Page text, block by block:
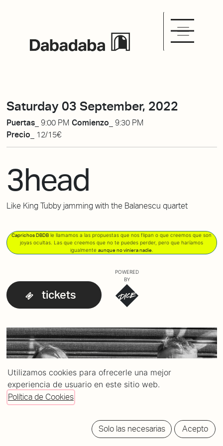
Saturday 03 September, 2022
Puertas_ 9:00 PM Comienzo_ 9:30 PM
Precio_
12/15€
3head
Like King Tubby jamming with the Balanescu quartet
Caprichos DBDB le llamamos a las propuestas que nos flipan o que creemos que son
joyas ocultas. Las que creemos que no te puedes perder, pero que haríamos
igualmente aunque no viniera nadie.
tickets
POWERED
BY
Utilizamos cookies para ofrecerle una mejor
experiencia de usuario en este sitio web.
Política de Cookies
Solo las necesarias Acepto